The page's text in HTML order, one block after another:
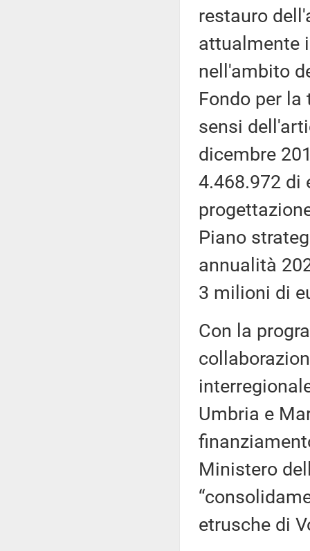
restauro
attualmente
nell'ambito
Fondo per
sensi
dicembre
4.468.972 di
Piano
annualità
3 milioni di
Con la
Umbria e
Ministero
etrusche di